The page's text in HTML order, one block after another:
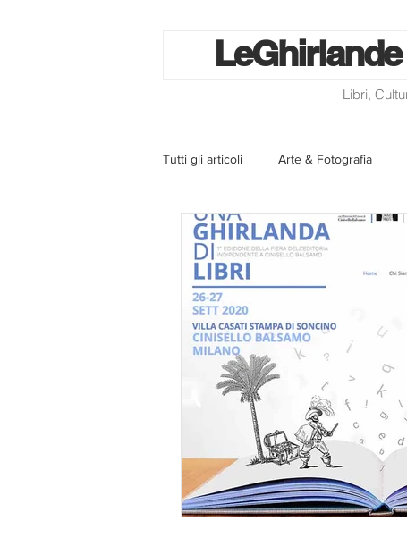
LeGhirlande
Libri,
Tutti gli articoli Arte & Fotografia
La lotteria degli scontrini
Eventi ed iniziative
Homepage